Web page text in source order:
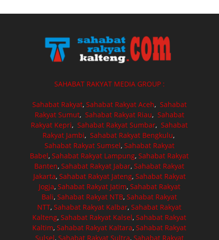
SAHABAT RAKYAT MEDIA GROUP :
Sahabat Rakyat, Sahabat Rakyat Aceh, Sahabat
Rakyat Sumut, Sahabat Rakyat Riau, Sahabat
Rakyat Kepri,Sahabat Rakyat Sumbar,Sahabat
Rakyat Jambi, Sahabat Rakyat Bengkulu,
Sahabat Rakyat Sumsel, Sahabat Rakyat
Babel,Sahabat Rakyat Lampung,Sahabat Rakyat
Banten,Sahabat Rakyat Jabar,Sahabat Rakyat
Jakarta, Sahabat Rakyat Jateng, Sahabat Rakyat
Jogja, Sahabat Rakyat Jatim, Sahabat Rakyat
Bali,Sahabat Rakyat NTB,Sahabat Rakyat
NTT,Sahabat Rakyat Kalbar,Sahabat Rakyat
Kalteng,Sahabat Rakyat Kalsel,Sahabat Rakyat
Kaltim,Sahabat Rakyat Kaltara,Sahabat Rakyat
Sulsel, Sahabat Rakyat Sultra, Sahabat Rakyat